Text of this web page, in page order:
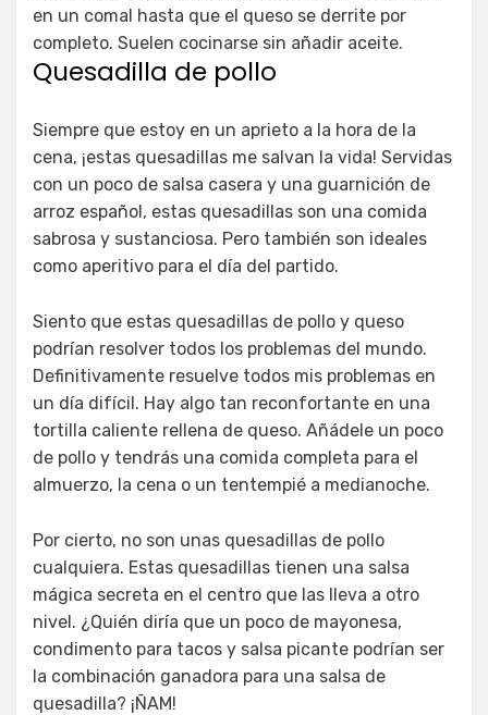
en un comal hasta que el queso se derrite por
completo. Suelen cocinarse sin añadir aceite.
Quesadilla de pollo
Siempre que estoy en un aprieto a la hora de la
cena, ¡estas quesadillas me salvan la vida! Servidas
con un poco de salsa casera y una guarnición de
arroz español, estas quesadillas son una comida
sabrosa y sustanciosa. Pero también son ideales
como aperitivo para el día del partido.
Siento que estas quesadillas de pollo y queso
podrían resolver todos los problemas del mundo.
Definitivamente resuelve todos mis problemas en
un día difícil. Hay algo tan reconfortante en una
tortilla caliente rellena de queso. Añádele un poco
de pollo y tendrás una comida completa para el
almuerzo, la cena o un tentempié a medianoche.
Por cierto, no son unas quesadillas de pollo
cualquiera. Estas quesadillas tienen una salsa
mágica secreta en el centro que las lleva a otro
nivel. ¿Quién diría que un poco de mayonesa,
condimento para tacos y salsa picante podrían ser
la combinación ganadora para una salsa de
quesadilla? ¡ÑAM!